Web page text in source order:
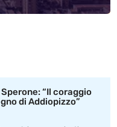
“Il coraggio
di Addiopizzo”